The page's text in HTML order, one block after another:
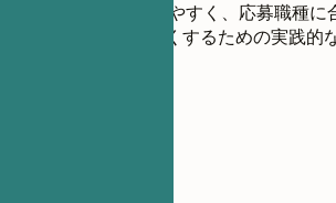
各セクションを読みやすく、応募職種に
ATSにも伝わりやすくするための実践的